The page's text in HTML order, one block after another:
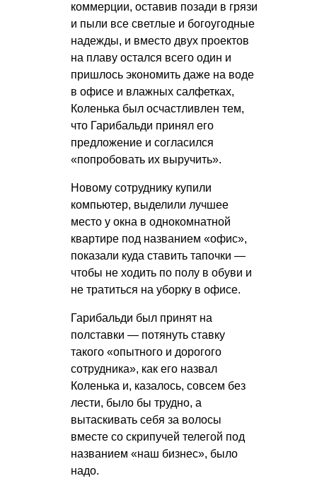
коммерции, оставив позади в грязи
и пыли все светлые и богоугодные
надежды, и вместо двух проектов
на плаву остался всего один и
пришлось экономить даже на воде
в офисе и влажных салфетках,
Коленька был осчастливлен тем,
что Гарибальди принял его
предложение и согласился
«попробовать их выручить».
Новому сотруднику купили
компьютер, выделили лучшее
место у окна в однокомнатной
квартире под названием «офис»,
показали куда ставить тапочки —
чтобы не ходить по полу в обуви и
не тратиться на уборку в офисе.
Гарибальди был принят на
полставки — потянуть ставку
такого «опытного и дорогого
сотрудника», как его назвал
Коленька и, казалось, совсем без
лести, было бы трудно, а
вытаскивать себя за волосы
вместе со скрипучей телегой под
названием «наш бизнес», было
надо.